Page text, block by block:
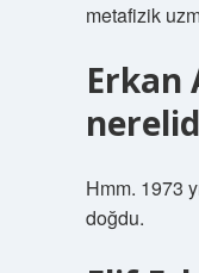
metafizik
Erkan
Hmm. 1973
doğdu.